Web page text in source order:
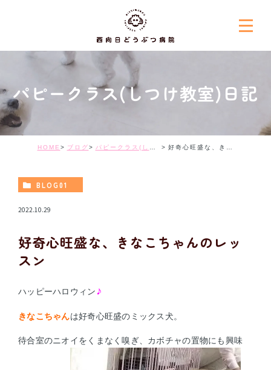
パピークラス(しつけ教室)日記
HOME ブログ パピークラス(しつけ教室)日記 好奇心旺盛な、きなこちゃんのレッスン
BLOG01
2022.10.29
好奇心旺盛な、きなこちゃんのレッ
スン
ハッピーハロウィン ♪
きなこちゃんは好奇心旺盛のミックス犬。
待合室のニオイをくまなく嗅ぎ、カボチャの置物にも興味